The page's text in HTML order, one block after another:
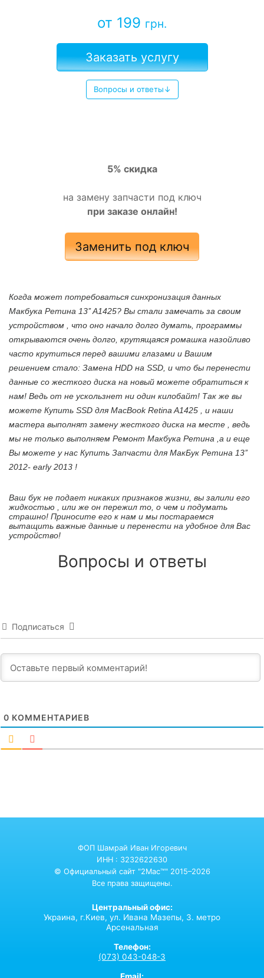
от 199 грн.
Заказать услугу
Вопросы и ответы↓
5% скидка
на замену запчасти под ключ
при заказе онлайн!
Заменить под ключ
Когда может потребоваться синхронизация данных
Макбука Ретина 13’’ A1425? Вы стали замечать за своим
устройством , что оно начало долго думать, программы
открываются очень долго, крутящаяся ромашка назойливо
часто крутиться перед вашими глазами и Вашим
решением стало: Замена HDD на SSD, и что бы перенести
данные со жесткого диска на новый можете обратиться к
нам! Ведь от не ускользнет ни один килобайт! Так же вы
можете Купить SSD для MacBook Retina A1425 , и наши
мастера выполнят замену жесткого диска на месте , ведь
мы не только выполняем Ремонт Макбука Ретина ,а и еще
Вы можете у нас Купить Запчасти для МакБук Ретина 13’’
2012- early 2013 !
Ваш бук не подает никаких признаков жизни, вы залили его
жидкостью , или же он пережил то, о чем и подумать
страшно! Приносите его к нам и мы постараемся
вытащить важные данные и перенести на удобное для Вас
устройство!
Вопросы и ответы
Подписаться
0 КОММЕНТАРИЕВ
ФОП Шамрай Иван Игоревич
ИНН : 3232622630
© Официальный сайт "2Mac™" 2015–2026
Все права защищены.
Центральный офис:
Украина, г.Киев, ул. Ивана Мазепы, 3. метро
Арсенальная
Телефон:
(073) 043-048-3
Email: